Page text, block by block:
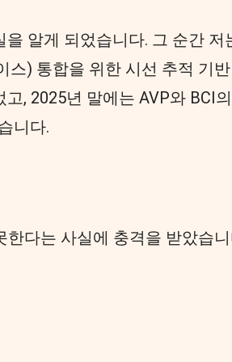
알게 되었습니다. 그 순간 저
) 통합을 위한 시선 추적 기
, 2025년 말에는 AVP와 BCI
니다.
다는 사실에 충격을 받았습